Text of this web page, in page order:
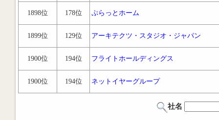
1898位 178位 ぷらっとホーム
1899位 129位 アーキテクツ・スタジオ・ジャパン
1900位 194位 フライトホールディングス
1900位 194位 ネットイヤーグループ
社名